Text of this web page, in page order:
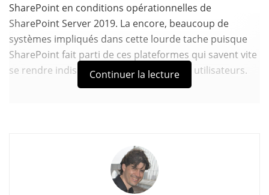
SharePoint en conditions opérationnelles de
SharePoint Server 2019. La encore, beaucoup de
systèmes impliqués dans cette lourde tache puisque
SharePoint fait parti de ces plateformes qui savent vite
se rendre indispensables dans la vie des utilisateurs.
Continuer la lecture